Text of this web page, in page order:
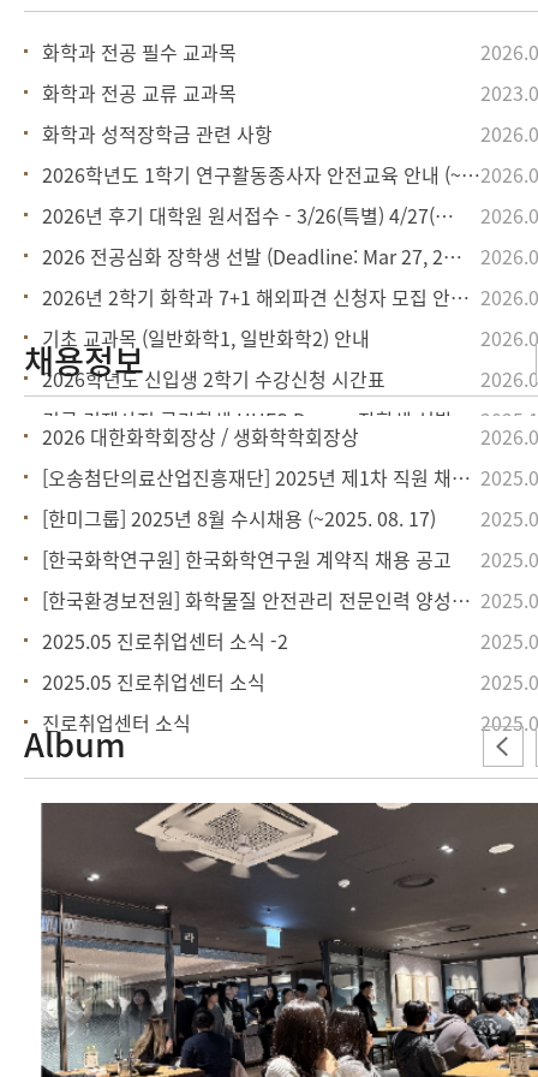
화학과 전공 필수 교과목
화학과 전공 교류 교과목
화학과 성적장학금 관련 사항
2026학년도 1학기 연구활동종사자 안전교육 안내 (~26.06.19까지 이수)
2026년 후기 대학원 원서접수 - 3/26(특별) 4/27(일반)
2026 전공심화 장학생 선발 (Deadline: Mar 27, 2026)
2026년 2학기 화학과 7+1 해외파견 신청자 모집 안내 (~3/6)
기초 교과목 (일반화학1, 일반화학2) 안내
2026학년도 신입생 2학기 수강신청 시간표
긴급 경제사정 곤란학생 HUFS Dream 장학생 선발
2026 대한화학회장상 / 생화학학회장상
[오송첨단의료산업진흥재단] 2025년 제1차 직원 채용공고(~ 2025. 08.
[한미그룹] 2025년 8월 수시채용 (~2025. 08. 17)
[한국화학연구원] 한국화학연구원 계약직 채용 공고
[한국환경보전원] 화학물질 안전관리 전문인력 양성사업 교육생 모집
2025.05 진로취업센터 소식 -2
2025.05 진로취업센터 소식
진로취업센터 소식
Album